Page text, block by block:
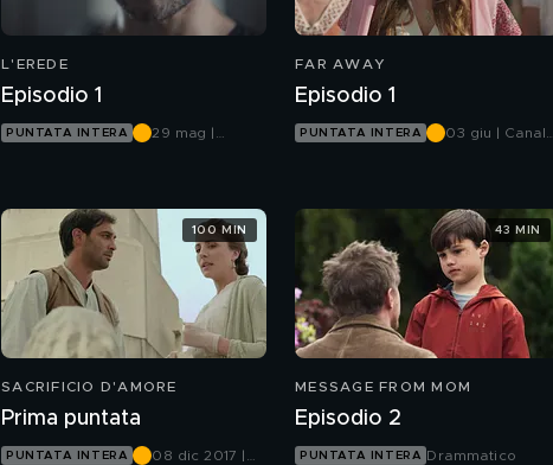
L'EREDE
Episodio 1
PUNTATA INTERA
29 mag |
FAR AWAY
Episodio 1
PUNTATA INTERA
03 giu | Canale
SACRIFICIO D'AMORE
Prima puntata
PUNTATA INTERA
08 dic 2017 |
100 MIN
MESSAGE FROM MOM
Episodio 2
PUNTATA INTERA Drammatico
43 MIN